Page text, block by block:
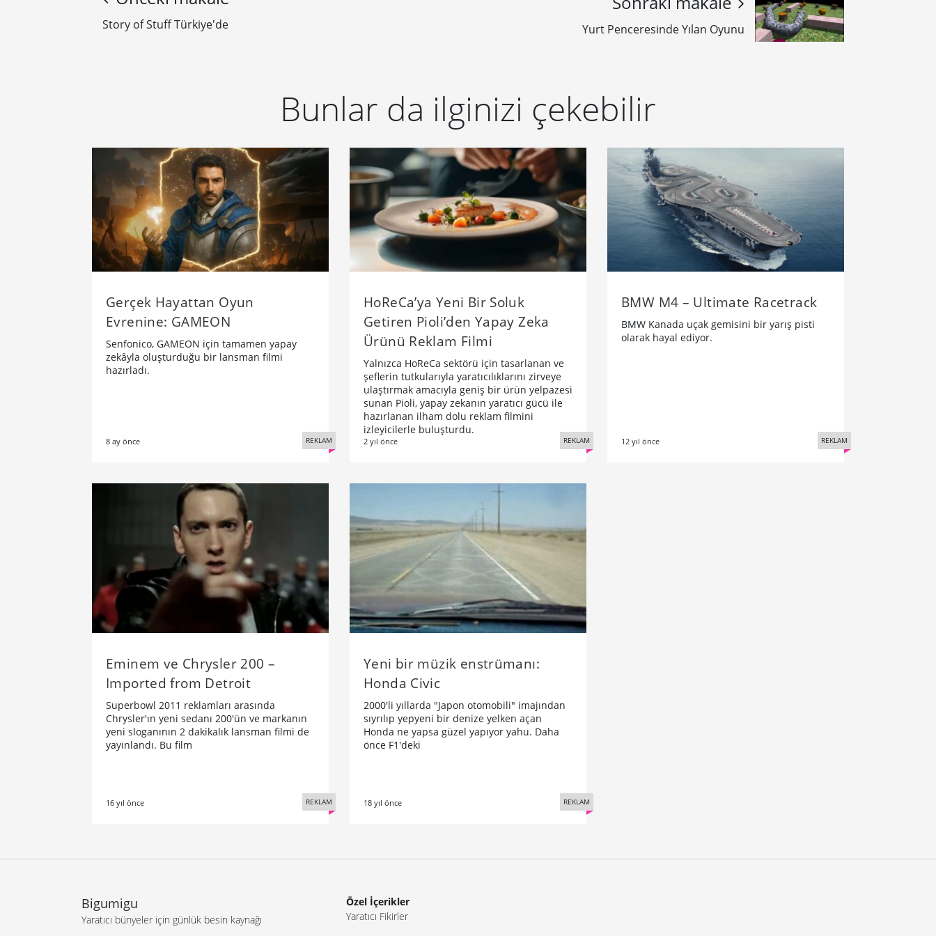
Story of Stuff Türkiye'de Yurt Penceresinde Yılan Oyunu
Bunlar da ilginizi çekebilir
Gerçek Hayattan Oyun
Evrenine: GAMEON
Senfonico, GAMEON için tamamen yapay
zekâyla oluşturduğu bir lansman filmi
hazırladı.
8 ay önce REKLAM
HoReCa’ya Yeni Bir Soluk
Getiren Pioli’den Yapay Zeka
Ürünü Reklam Filmi
Yalnızca HoReCa sektörü için tasarlanan ve
şeflerin tutkularıyla yaratıcılıklarını zirveye
ulaştırmak amacıyla geniş bir ürün yelpazesi
sunan Pioli, yapay zekanın yaratıcı gücü ile
hazırlanan ilham dolu reklam filmini
izleyicilerle buluşturdu.
2 yıl önce REKLAM
BMW M4 – Ultimate Racetrack
BMW Kanada uçak gemisini bir yarış pisti
olarak hayal ediyor.
12 yıl önce REKLAM
Eminem ve Chrysler 200 –
Imported from Detroit
Superbowl 2011 reklamları arasında
Chrysler'ın yeni sedanı 200'ün ve markanın
yeni sloganının 2 dakikalık lansman filmi de
yayınlandı. Bu film
16 yıl önce REKLAM
Yeni bir müzik enstrümanı:
Honda Civic
2000'li yıllarda "Japon otomobili" imajından
sıyrılıp yepyeni bir denize yelken açan
Honda ne yapsa güzel yapıyor yahu. Daha
önce F1'deki
18 yıl önce REKLAM
Bigumigu
Yaratıcı bünyeler için günlük besin kaynağı
Özel İçerikler
Yaratıcı Fikirler